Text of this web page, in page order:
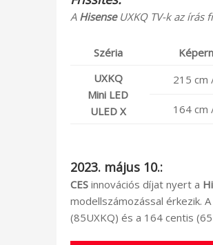
AHisenseUXKQ TV-k az írás
Széria
UXKQ
Mini LED
ULED X
215 cm
164 cm
2023. május 10.:
CES innovációs díjat nyert a
modellszámozással érkezik.
(85UXKQ) és a 164 centis